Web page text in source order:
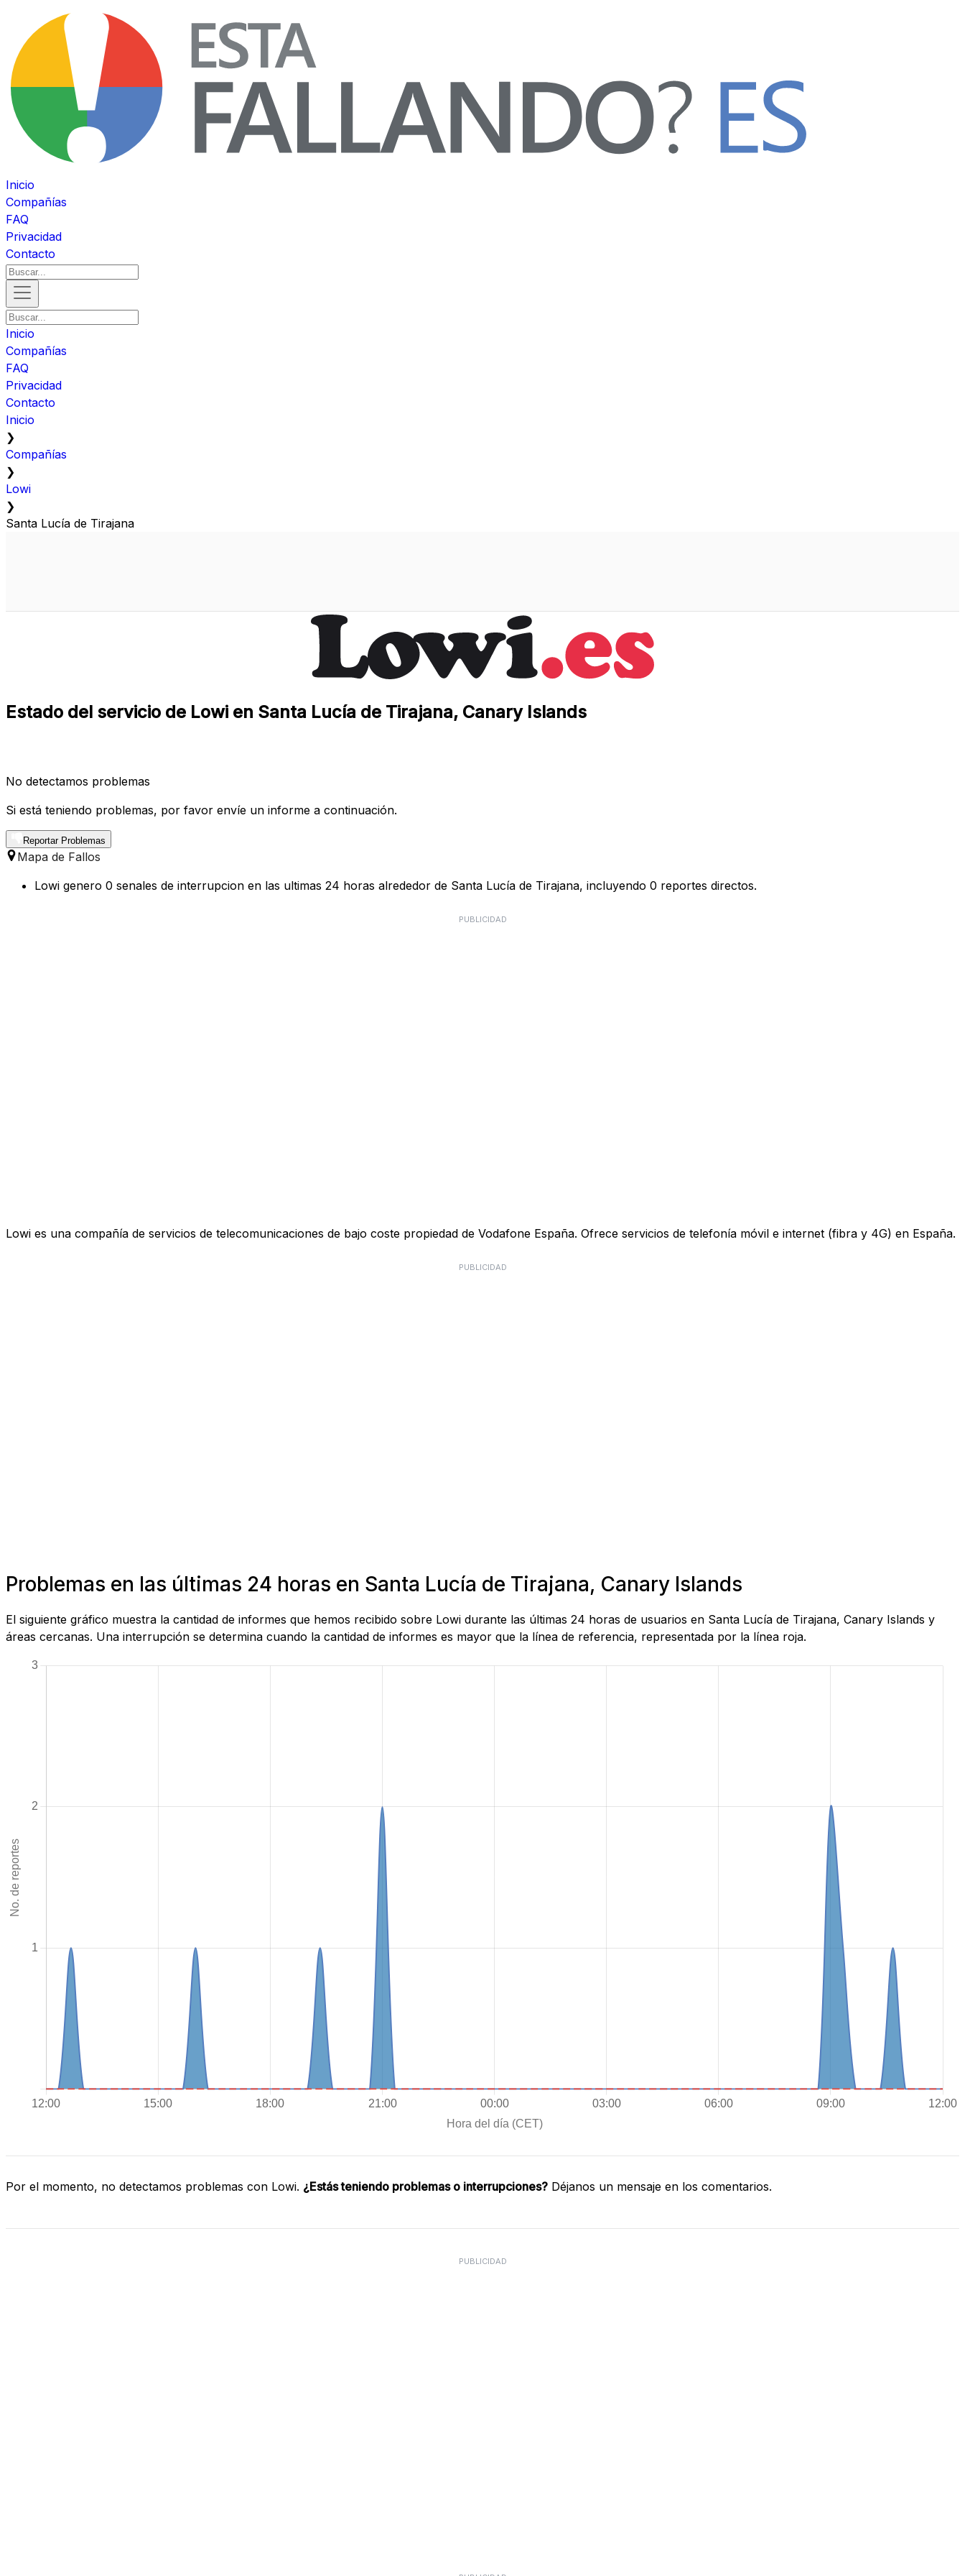
Inicio
Compañías
FAQ
Privacidad
Contacto
Inicio
Compañías
FAQ
Privacidad
Contacto
Inicio
❯
Compañías
❯
Lowi
❯
Santa Lucía de Tirajana
Estado del servicio de Lowi en Santa Lucía de Tirajana, Canary Islands
No detectamos problemas
Si está teniendo problemas, por favor envíe un informe a continuación.
Reportar Problemas
Mapa de Fallos
Lowi genero 0 senales de interrupcion en las ultimas 24 horas alrededor de Santa Lucía de Tirajana, incluyendo 0 reportes directos.
PUBLICIDAD
Lowi es una compañía de servicios de telecomunicaciones de bajo coste propiedad de Vodafone España. Ofrece servicios de telefonía móvil e internet (fibra y 4G) en España.
PUBLICIDAD
Problemas en las últimas 24 horas en Santa Lucía de Tirajana, Canary Islands
El siguiente gráfico muestra la cantidad de informes que hemos recibido sobre Lowi durante las últimas 24 horas de usuarios en Santa Lucía de Tirajana, Canary Islands y
áreas cercanas. Una interrupción se determina cuando la cantidad de informes es mayor que la línea de referencia, representada por la línea roja.
Por el momento, no detectamos problemas con Lowi. ¿Estás teniendo problemas o interrupciones? Déjanos un mensaje en los comentarios.
PUBLICIDAD